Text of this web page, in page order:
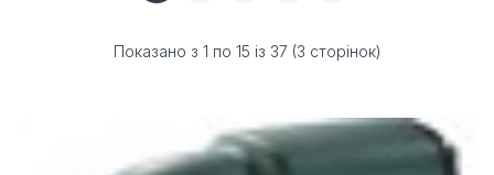
Показано з 1 по 15 із 37 (3 сторінок)